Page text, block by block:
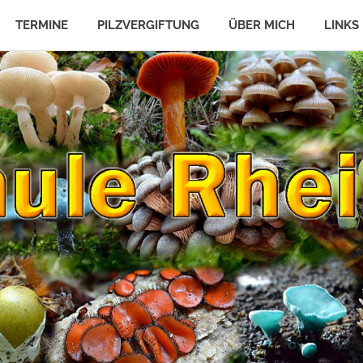
TERMINE PILZVERGIFTUNG ÜBER MICH LINKS